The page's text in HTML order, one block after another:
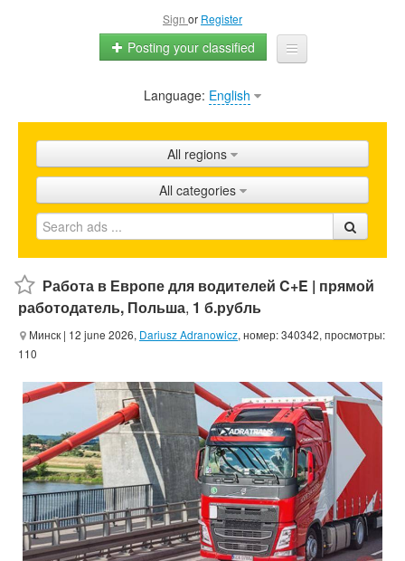
Sign or Register
Posting your classified
Home
Shops
Promotion
FAQ
Blog
Language: English
All regions
All categories
Работа в Европе для водителей C+E | прямой
работодатель, Польша, 1 б.рубль
Минск | 12 june 2026, Dariusz Adranowicz, номер: 340342, просмотры:
110